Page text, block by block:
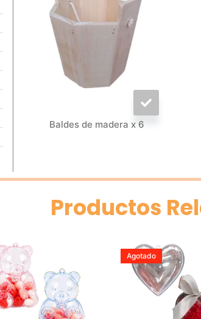
Baldes de madera x 6
Productos
Agotado